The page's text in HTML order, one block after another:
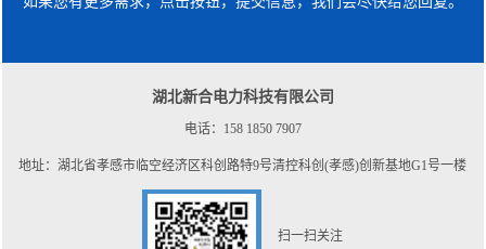
湖北新合电力科技有限公司
电话：158 1850 7907
地址：湖北省孝感市临空经济区科创路特9号清控科创(孝感)创新基地G1号一楼
扫一扫关注